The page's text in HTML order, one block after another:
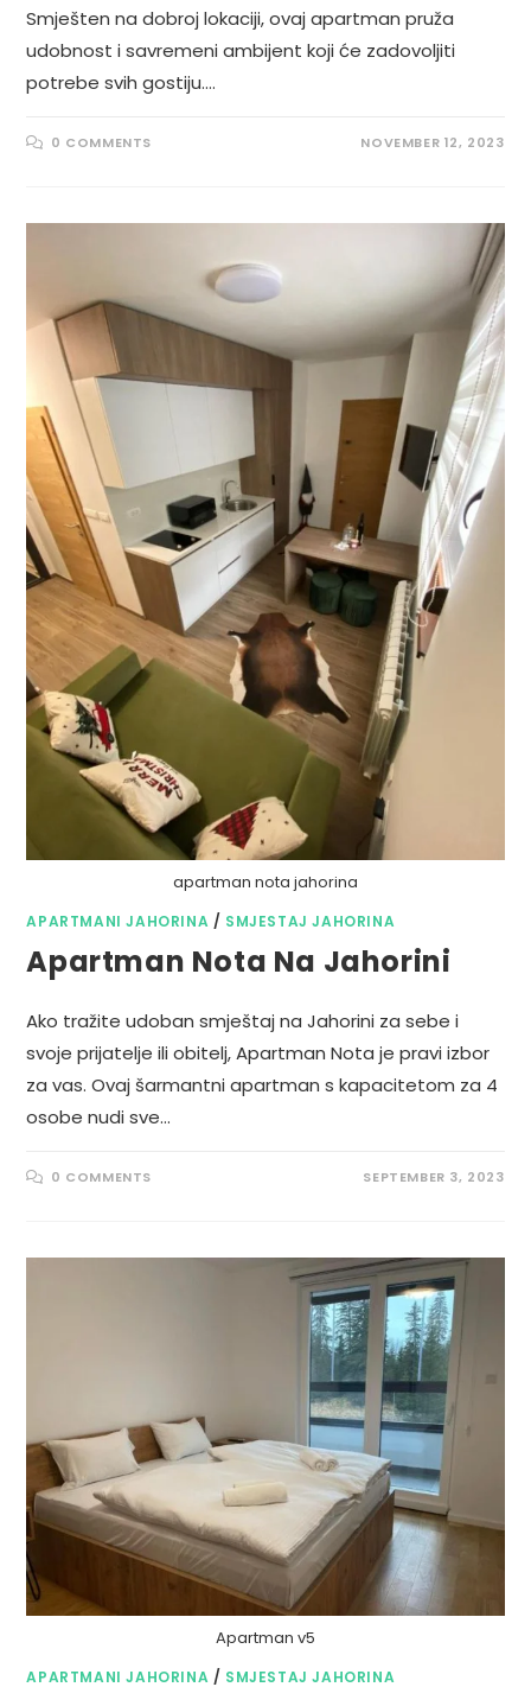
Smješten na dobroj lokaciji, ovaj apartman pruža
udobnost i savremeni ambijent koji će zadovoljiti
potrebe svih gostiju.…
0 COMMENTS NOVEMBER 12, 2023
apartman nota jahorina
APARTMANI JAHORINA / SMJESTAJ JAHORINA
Apartman Nota Na Jahorini
Ako tražite udoban smještaj na Jahorini za sebe i
svoje prijatelje ili obitelj, Apartman Nota je pravi izbor
za vas. Ovaj šarmantni apartman s kapacitetom za 4
osobe nudi sve…
0 COMMENTS SEPTEMBER 3, 2023
Apartman v5
APARTMANI JAHORINA / SMJESTAJ JAHORINA